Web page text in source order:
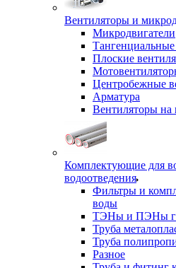
Вентиляторы и
Микродвигатели
Плоские
Центробежные
Арматура
Вентиляторы на
Комплектующие для
водоотведения
Фильтры и
воды
ТЭНы и ПЭНы
Труба
Труба
Разное